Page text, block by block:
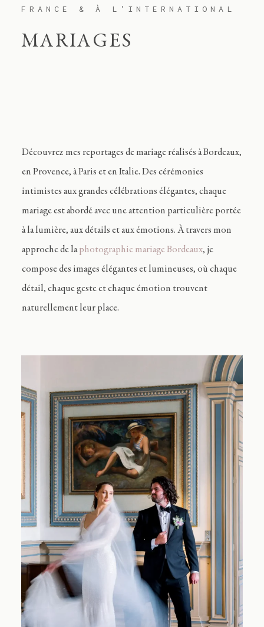
FRANCE & À L’INTERNATIONAL
MARIAGES
Découvrez mes reportages de mariage réalisés à Bordeaux,
en Provence, à Paris et en Italie. Des cérémonies
intimistes aux grandes célébrations élégantes, chaque
mariage est abordé avec une attention particulière portée
à la lumière, aux détails et aux émotions.À travers mon
approche de laphotographie mariage Bordeaux, je
compose des images élégantes et lumineuses, où chaque
détail, chaque geste et chaque émotion trouvent
naturellement leur place.